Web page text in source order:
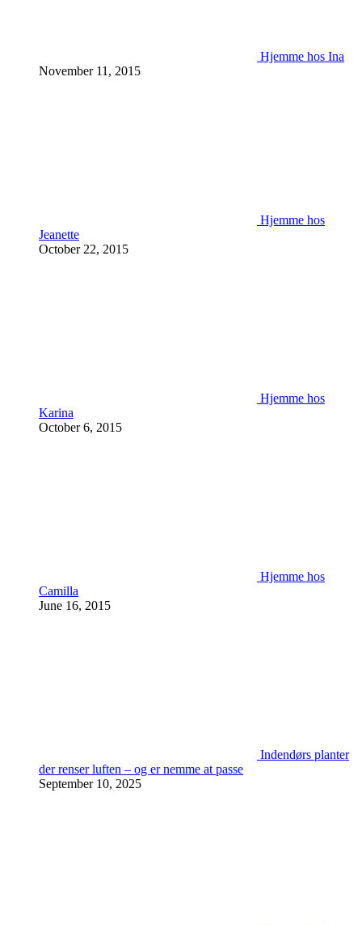
Hjemme hos Ina
November 11, 2015
Hjemme hos
Jeanette
October 22, 2015
Hjemme hos
Karina
October 6, 2015
Hjemme hos
Camilla
June 16, 2015
Indendørs planter
der renser luften – og er nemme at passe
September 10, 2025